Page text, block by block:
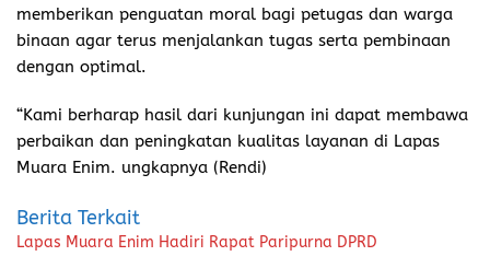
memberikan penguatan moral bagi petugas dan warga
binaan agar terus menjalankan tugas serta pembinaan
dengan optimal.
“Kami berharap hasil dari kunjungan ini dapat membawa
perbaikan dan peningkatan kualitas layanan di Lapas
Muara Enim. ungkapnya (Rendi)
Berita Terkait
Lapas Muara Enim Hadiri Rapat Paripurna DPRD